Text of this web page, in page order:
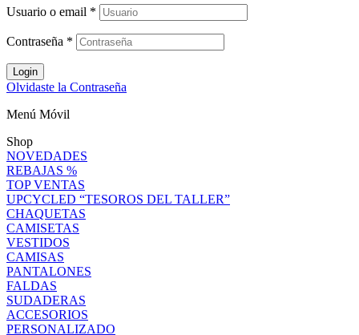
Usuario o email *
Contraseña *
Login
Olvidaste la Contraseña
Menú Móvil
Shop
NOVEDADES
REBAJAS %
TOP VENTAS
UPCYCLED “TESOROS DEL TALLER”
CHAQUETAS
CAMISETAS
VESTIDOS
CAMISAS
PANTALONES
FALDAS
SUDADERAS
ACCESORIOS
PERSONALIZADO